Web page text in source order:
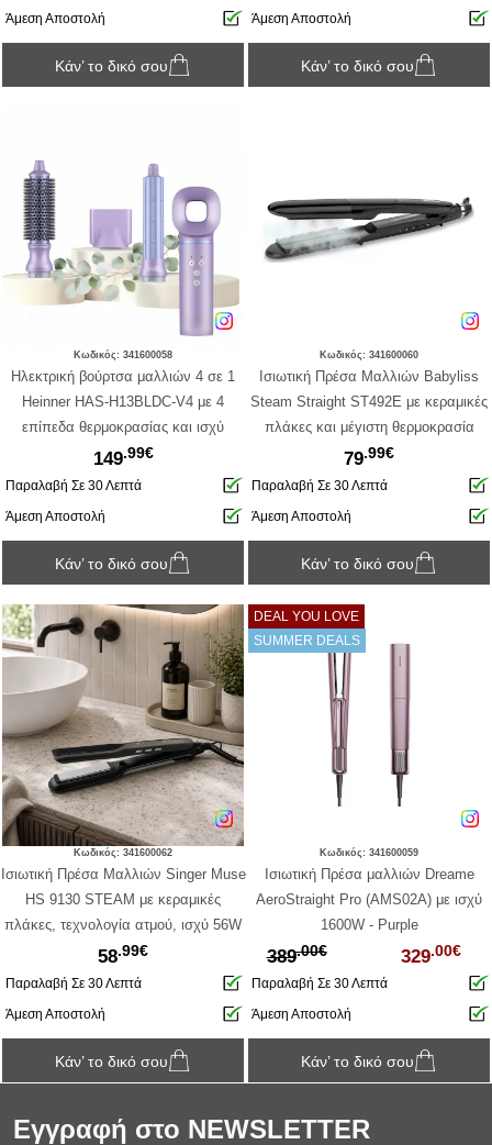
Άμεση Αποστολή
Κάν’ το δικό σου
Άμεση Αποστολή
Κάν’ το δικό σου
Κωδικός: 341600058
Ηλεκτρική βούρτσα μαλλιών 4 σε 1
Heinner HAS-H13BLDC-V4 με 4
επίπεδα θερμοκρασίας και ισχύ
1300W - Purple
149.99€
Παραλαβή Σε 30 Λεπτά
Άμεση Αποστολή
Κάν’ το δικό σου
Κωδικός: 341600060
Ισιωτική Πρέσα Μαλλιών Babyliss
Steam Straight ST492E με κεραμικές
πλάκες και μέγιστη θερμοκρασία
230°C - Black
79.99€
Παραλαβή Σε 30 Λεπτά
Άμεση Αποστολή
Κάν’ το δικό σου
Κωδικός: 341600062
Ισιωτική Πρέσα Μαλλιών Singer Muse
HS 9130 STEAM με κεραμικές
πλάκες, τεχνολογία ατμού, ισχύ 56W
και μέγιστη θερμοκρασία 230°C -
Ανθρακί
58.99€
Παραλαβή Σε 30 Λεπτά
Άμεση Αποστολή
Κάν’ το δικό σου
DEAL YOU LOVE
SUMMER DEALS
Κωδικός: 341600059
Ισιωτική Πρέσα μαλλιών Dreame
AeroStraight Pro (AMS02A) με ισχύ
1600W - Purple
389.00€ 329.00€
Παραλαβή Σε 30 Λεπτά
Άμεση Αποστολή
Κάν’ το δικό σου
Εγγραφή στο NEWSLETTER